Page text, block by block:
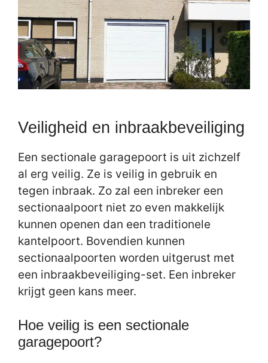
Veiligheid en inbraakbeveiliging
Een sectionale garagepoort is uit zichzelf
al erg veilig. Ze is veilig in gebruik en
tegen inbraak. Zo zal een inbreker een
sectionaalpoort niet zo even makkelijk
kunnen openen dan een traditionele
kantelpoort. Bovendien kunnen
sectionaalpoorten worden uitgerust met
een inbraakbeveiliging-set. Een inbreker
krijgt geen kans meer.
Hoe veilig is een sectionale
garagepoort?